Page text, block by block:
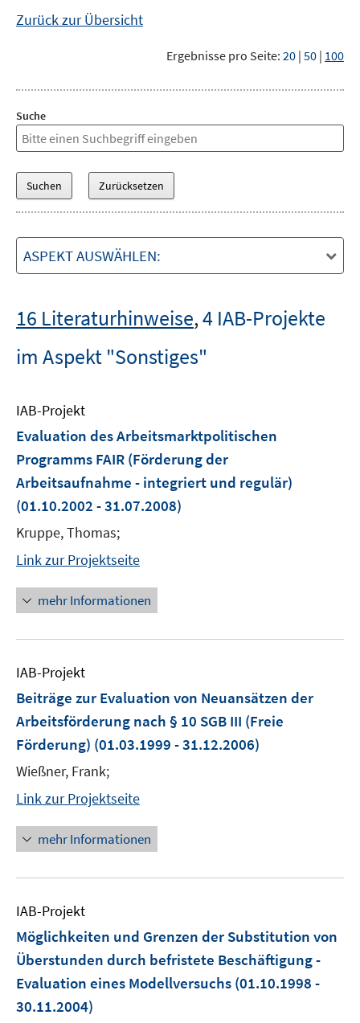
Zurück zur Übersicht
Ergebnisse pro Seite: 20 | 50 | 100
Suche
ASPEKT AUSWÄHLEN:
16 Literaturhinweise,4 IAB-Projekte
im Aspekt "Sonstiges"
IAB-Projekt
Evaluation des Arbeitsmarktpolitischen
Programms FAIR (Förderung der
Arbeitsaufnahme - integriert und regulär)
(01.10.2002 - 31.07.2008)
Kruppe, Thomas;
Link zur Projektseite
mehr Informationen
IAB-Projekt
Beiträge zur Evaluation von Neuansätzen der
Arbeitsförderung nach § 10 SGB III (Freie
Förderung) (01.03.1999 - 31.12.2006)
Wießner, Frank;
Link zur Projektseite
mehr Informationen
IAB-Projekt
Möglichkeiten und Grenzen der Substitution von
Überstunden durch befristete Beschäftigung -
Evaluation eines Modellversuchs (01.10.1998 -
30.11.2004)